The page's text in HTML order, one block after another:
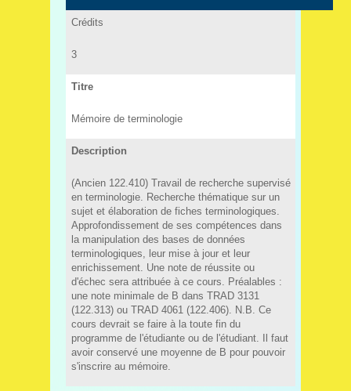
Crédits
3
Titre
Mémoire de terminologie
Description
(Ancien 122.410) Travail de recherche supervisé
en terminologie. Recherche thématique sur un
sujet et élaboration de fiches terminologiques.
Approfondissement de ses compétences dans
la manipulation des bases de données
terminologiques, leur mise à jour et leur
enrichissement. Une note de réussite ou
d'échec sera attribuée à ce cours. Préalables :
une note minimale de B dans TRAD 3131
(122.313) ou TRAD 4061 (122.406). N.B. Ce
cours devrait se faire à la toute fin du
programme de l'étudiante ou de l'étudiant. Il faut
avoir conservé une moyenne de B pour pouvoir
s'inscrire au mémoire.